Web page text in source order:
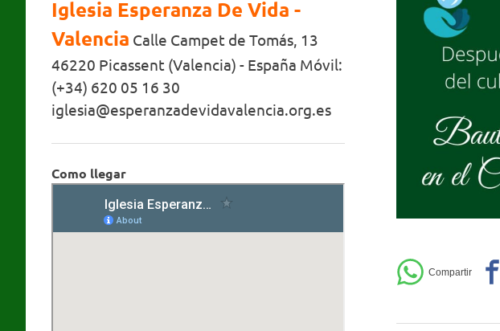
Iglesia Esperanza De Vida -
Valencia Calle Campet de Tomás, 13
46220 Picassent (Valencia) - España Móvil:
(+34) 620 05 16 30
iglesia@esperanzadevidavalencia.org.es
Como llegar